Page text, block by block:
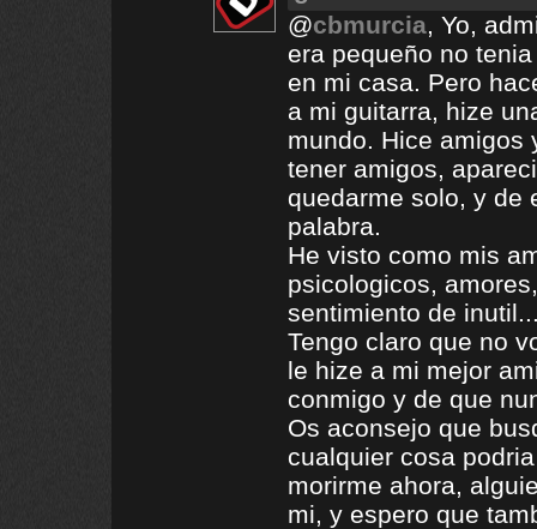
@cbmurcia, Yo,
era pequeño no
en mi casa. Pero
a mi guitarra, hize
mundo. Hice amigos
tener amigos,
quedarme solo, y de
palabra.
He visto como mis
psicologicos,
sentimiento de
Tengo claro que no
le hize a mi mejor
conmigo y de que
Os aconsejo que
cualquier cosa
morirme ahora,
mi, y espero que